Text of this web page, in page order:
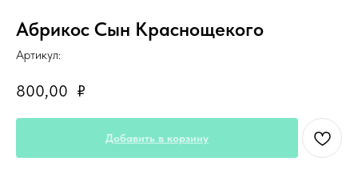
Абрикос Сын Краснощекого
Артикул:
800,00 ₽
Добавить в корзину